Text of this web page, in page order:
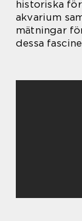
historiska
akvarium
mätningar
dessa